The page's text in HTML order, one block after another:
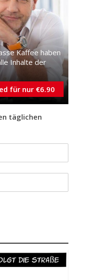
Kaffee haben
Inhalte der
für nur €6.90
täglichen